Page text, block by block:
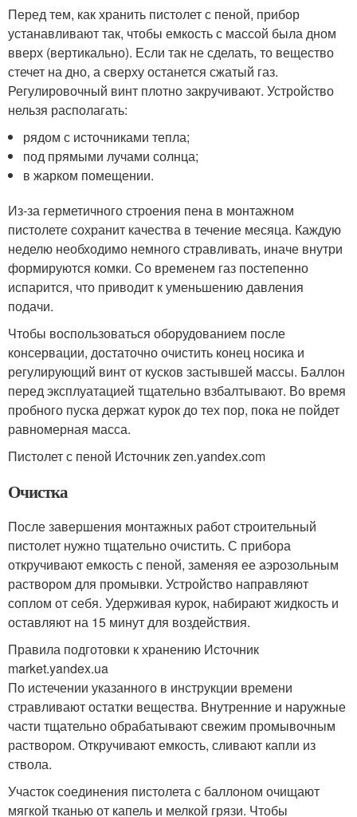
Перед тем, как хранить пистолет с пеной, прибор
устанавливают так, чтобы емкость с массой была дном
вверх (вертикально). Если так не сделать, то вещество
стечет на дно, а сверху останется сжатый газ.
Регулировочный винт плотно закручивают. Устройство
нельзя располагать:
рядом с источниками тепла;
под прямыми лучами солнца;
в жарком помещении.
Из-за герметичного строения пена в монтажном
пистолете сохранит качества в течение месяца. Каждую
неделю необходимо немного стравливать, иначе внутри
формируются комки. Со временем газ постепенно
испарится, что приводит к уменьшению давления
подачи.
Чтобы воспользоваться оборудованием после
консервации, достаточно очистить конец носика и
регулирующий винт от кусков застывшей массы. Баллон
перед эксплуатацией тщательно взбалтывают. Во время
пробного пуска держат курок до тех пор, пока не пойдет
равномерная масса.
Пистолет с пеной Источник zen.yandex.com
Очистка
После завершения монтажных работ строительный
пистолет нужно тщательно очистить. С прибора
откручивают емкость с пеной, заменяя ее аэрозольным
раствором для промывки. Устройство направляют
соплом от себя. Удерживая курок, набирают жидкость и
оставляют на 15 минут для воздействия.
Правила подготовки к хранению Источник
market.yandex.ua
По истечении указанного в инструкции времени
стравливают остатки вещества. Внутренние и наружные
части тщательно обрабатывают свежим промывочным
раствором. Откручивают емкость, сливают капли из
ствола.
Участок соединения пистолета с баллоном очищают
мягкой тканью от капель и мелкой грязи. Чтобы